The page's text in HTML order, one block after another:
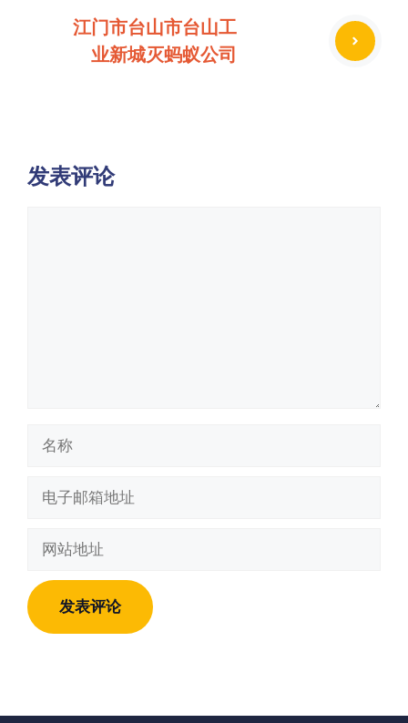
江门市台山市台山工
业新城灭蚂蚁公司
发表评论
地
址
地
址